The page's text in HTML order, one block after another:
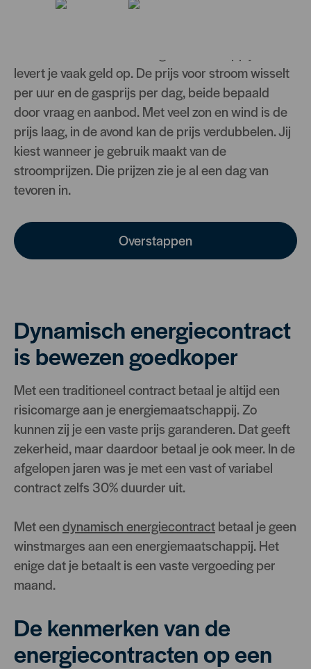
Met een dynamisch energiecontract koop je
levert je vaak geld op. De prijs voor stroom wisselt
per uur en de gasprijs per dag, beide bepaald
door vraag en aanbod. Met veel zon en wind is de
prijs laag, in de avond kan de prijs verdubbelen. Jij
kiest wanneer je gebruik maakt van de
stroomprijzen. Die prijzen zie je al een dag van
tevoren in.
Overstappen
Dynamisch energiecontract
is bewezen goedkoper
Met een traditioneel contract betaal je altijd een
risicomarge aan je energiemaatschappij. Zo
kunnen zij je een vaste prijs garanderen. Dat geeft
zekerheid, maar daardoor betaal je ook meer. In de
afgelopen jaren was je met een vast of variabel
contract zelfs 30% duurder uit.
Met eendynamisch energiecontractbetaal je geen
winstmarges aan een energiemaatschappij. Het
enige dat je betaalt is een vaste vergoeding per
maand.
De kenmerken van de
energiecontracten op een